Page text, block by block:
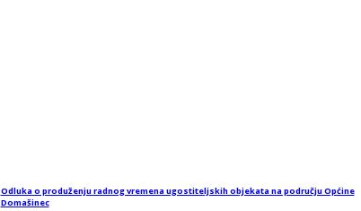
Odluka o produženju radnog vremena ugostiteljskih objekata na području Općine
Domašinec